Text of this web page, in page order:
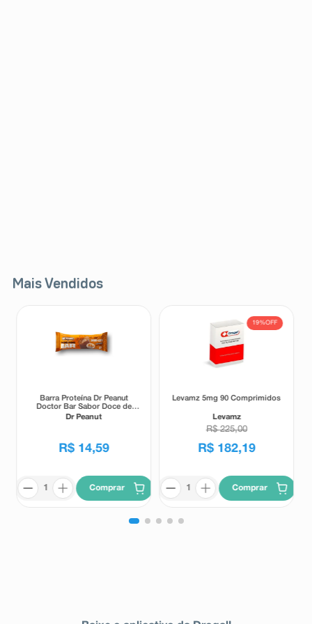
Mais Vendidos
Barra Proteína Dr Peanut
Doctor Bar Sabor Doce de
Leite 62g
Dr Peanut
R$ 14,59
Comprar
19%OFF
Levamz 5mg 90 Comprimidos
Levamz
R$ 225,00
R$ 182,19
Comprar